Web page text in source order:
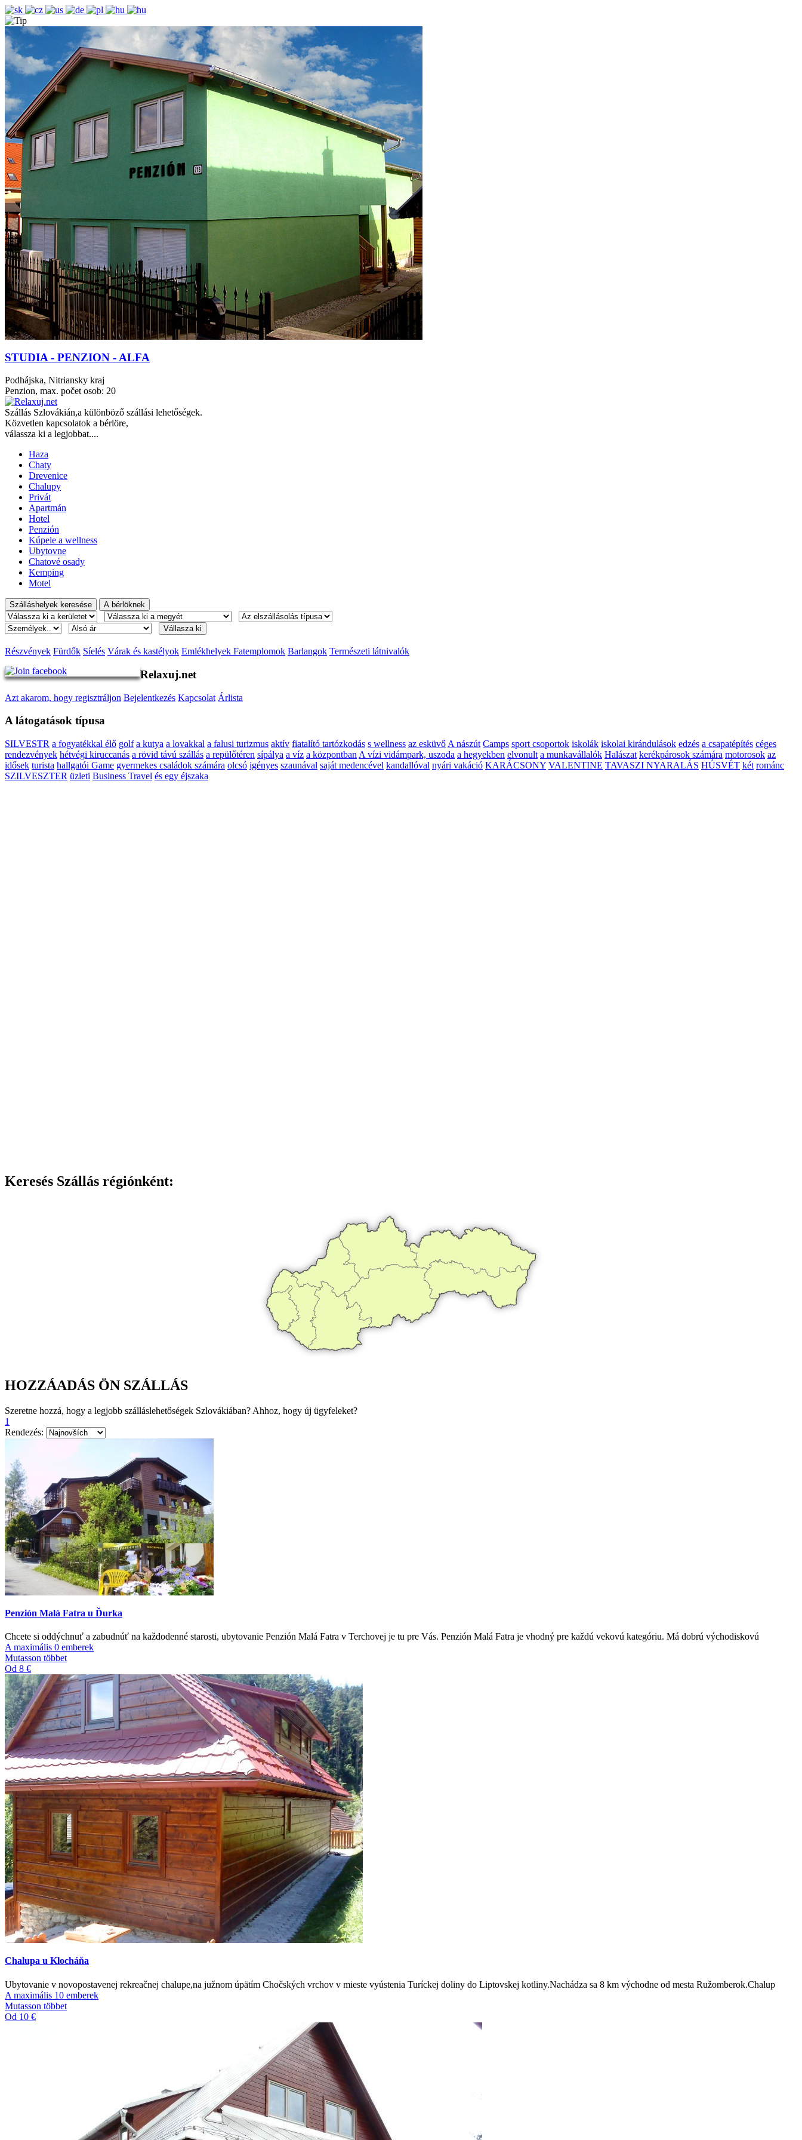
STUDIA - PENZION - ALFA
Podhájska, Nitriansky kraj
Penzion, max. počet osob: 20
Szállás Szlovákián,a különböző szállási lehetőségek.
Közvetlen kapcsolatok a bérlöre,
válassza ki a legjobbat....
Haza
Chaty
Drevenice
Chalupy
Privát
Apartmán
Hotel
Penzión
Kúpele a wellness
Ubytovne
Chatové osady
Kemping
Motel
Részvények Fürdők Síelés Várak és kastélyok Emlékhelyek Fatemplomok Barlangok Természeti látnivalók
Relaxuj.net
Azt akarom, hogy regisztráljon Bejelentkezés Kapcsolat Árlista
A látogatások típusa
SILVESTR a fogyatékkal élő golf a kutya a lovakkal a falusi turizmus aktív fiatalító tartózkodás s wellness az esküvő A nászút Camps sport csoportok iskolák iskolai kirándulások edzés a csapatépítés céges
rendezvények hétvégi kiruccanás a rövid távú szállás a repülőtéren sípálya a víz a központban A vízi vidámpark, uszoda a hegyekben elvonult a munkavállalók Halászat kerékpárosok számára motorosok az
idősek turista hallgatói Game gyermekes családok számára olcsó igényes szaunával saját medencével kandallóval nyári vakáció KARÁCSONY VALENTINE TAVASZI NYARALÁS HÚSVÉT két románc
SZILVESZTER üzleti Business Travel és egy éjszaka
Keresés Szállás régiónként:
HOZZÁADÁS ÖN SZÁLLÁS
Szeretne hozzá, hogy a legjobb szálláslehetőségek Szlovákiában? Ahhoz, hogy új ügyfeleket?
1
Rendezés:
Penzión Malá Fatra u Ďurka
Chcete si oddýchnuť a zabudnúť na každodenné starosti, ubytovanie Penzión Malá Fatra v Terchovej je tu pre Vás. Penzión Malá Fatra je vhodný pre každú vekovú kategóriu. Má dobrú východiskovú
A maximális 0 emberek
Mutasson többet
Od 8 €
Chalupa u Klocháňa
Ubytovanie v novopostavenej rekreačnej chalupe,na južnom úpätím Chočských vrchov v mieste vyústenia Turíckej doliny do Liptovskej kotliny.Nachádza sa 8 km východne od mesta Ružomberok.Chalup
A maximális 10 emberek
Mutasson többet
Od 10 €